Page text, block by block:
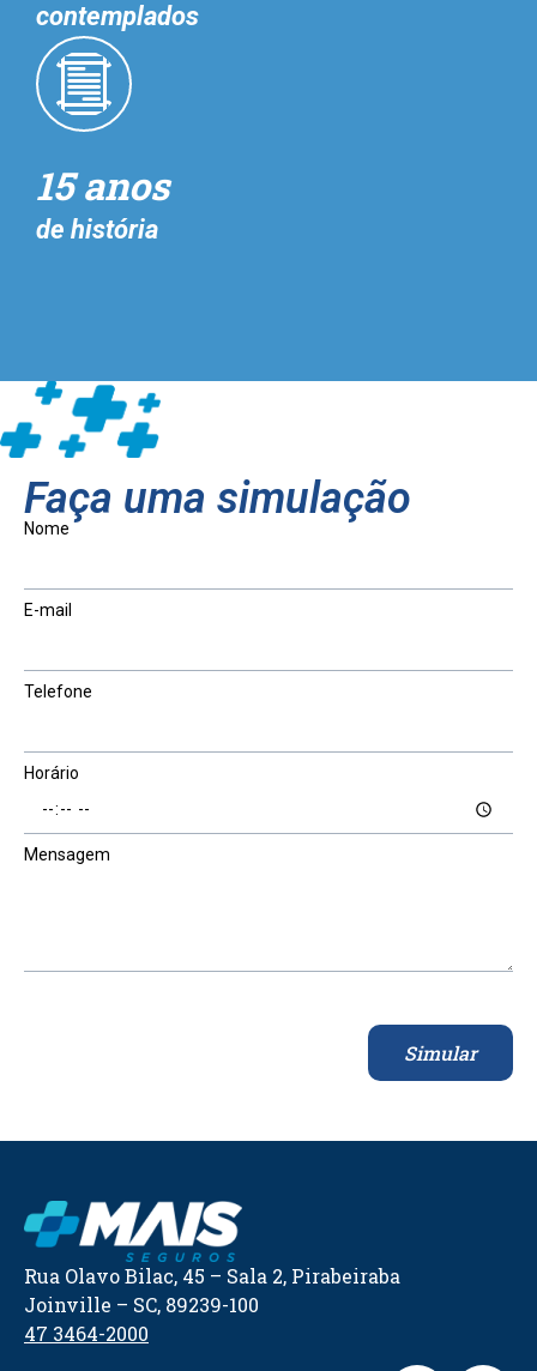
contemplados
15 anos
de história
Faça uma simulação
Nome
E-mail
Telefone
Horário
Mensagem
Simular
Rua Olavo Bilac, 45 – Sala 2, Pirabeiraba
Joinville – SC, 89239-100
47 3464-2000